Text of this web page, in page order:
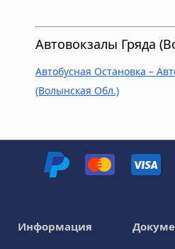
Автовокзалы Гряда
Автобусная Остановка –
(Волынская Обл.)
Информация